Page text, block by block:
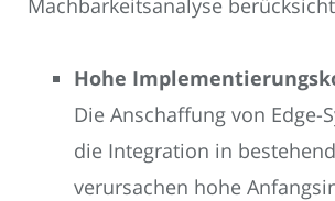
Hohe
Die Anschaffung von Edge-
die Integration in
verursachen hohe